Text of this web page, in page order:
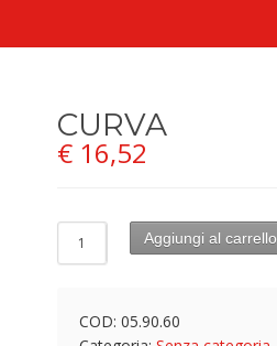
CURVA
€ 16,52
Aggiungi al carrello
COD: 05.90.60